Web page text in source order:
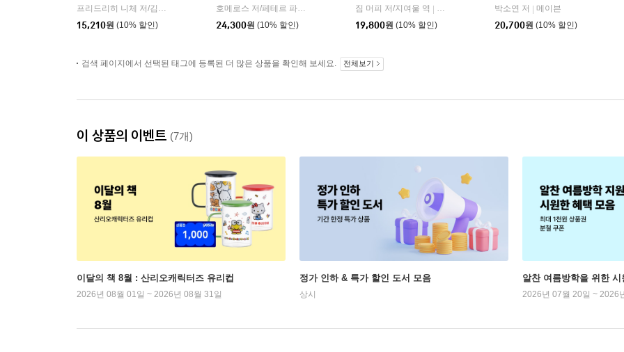
프리드리히 니체 저/김철 편역
15,210원 (10% 할인)
호메로스 저/페테르 파울 루벤스 그림/박문재 역 | 현대지성
24,300원 (10% 할인)
짐 머피 저/지여울 역
윌북(willbook)
19,800원 (10% 할인)
박소연 저
메이븐
20,700원 (10% 할인)
검색 페이지에서 선택된 태그에 등록된 더 많은 상품을 확인해 보세요. 전체보기
이 상품의 이벤트 (7개)
이달의 책 8월 : 산리오캐릭터즈 유리컵
2026년 08월 01일 ~ 2026년 08월 31일
정가 인하 & 특가 할인 도서 모음
상시
알찬 여름방학을 위한 시
2026년 07월 20일 ~ 2026